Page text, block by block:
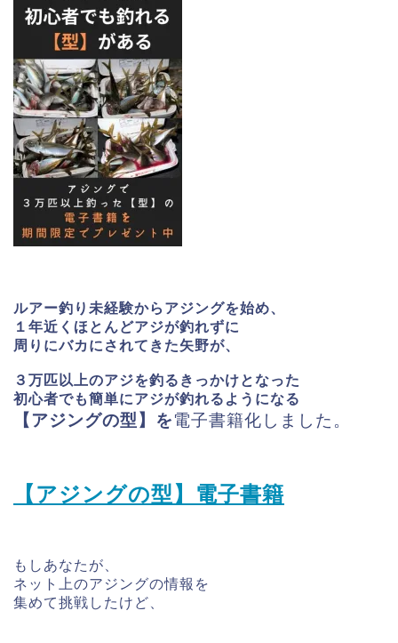
ルアー釣り未経験からアジングを始め、
１年近くほとんどアジが釣れずに
周りにバカにされてきた矢野が、
３万匹以上のアジを釣るきっかけとなった
初心者でも簡単にアジが釣れるようになる
【アジングの型】を電子書籍化しました。
【アジングの型】電子書籍
もしあなたが、
ネット上のアジングの情報を
集めて挑戦したけど、